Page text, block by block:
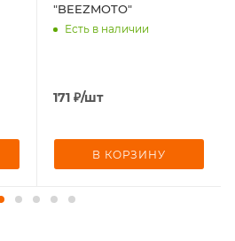
"BEEZMOTO"
Есть в наличии
171 ₽/шт
В КОРЗИНУ